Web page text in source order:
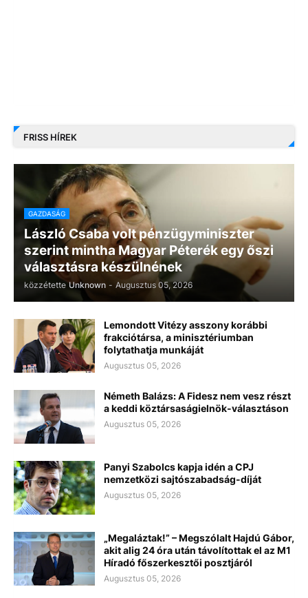
FRISS HÍREK
GAZDASÁG
László Csaba volt pénzügyminiszter
szerint mintha Magyar Péterék egy őszi
választásra készülnének
közzétette Unknown - Augusztus 05, 2026
Lemondott Vitézy asszony korábbi
frakciótársa, a minisztériumban
folytathatja munkáját
Augusztus 05, 2026
Németh Balázs: A Fidesz nem vesz részt
a keddi köztársaságielnök-választáson
Augusztus 05, 2026
Panyi Szabolcs kapja idén a CPJ
nemzetközi sajtószabadság-díját
Augusztus 05, 2026
„Megaláztak!” – Megszólalt Hajdú Gábor,
akit alig 24 óra után távolítottak el az M1
Híradó főszerkesztői posztjáról
Augusztus 05, 2026